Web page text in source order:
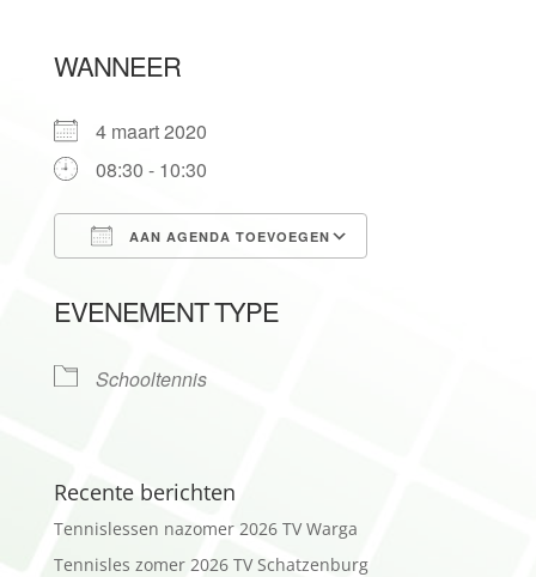
WANNEER
4 maart 2020
08:30 - 10:30
AAN AGENDA TOEVOEGEN
EVENEMENT TYPE
Schooltennis
Recente berichten
Tennislessen nazomer 2026 TV Warga
Tennisles zomer 2026 TV Schatzenburg